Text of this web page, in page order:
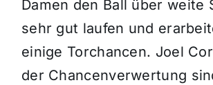
Damen den Ball über weite
sehr gut laufen und
einige Torchancen. Joel
der Chancenverwertung